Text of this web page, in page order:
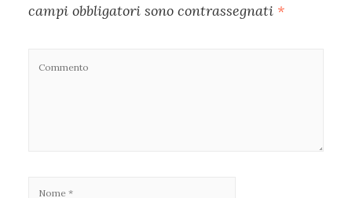
campi obbligatori sono contrassegnati *